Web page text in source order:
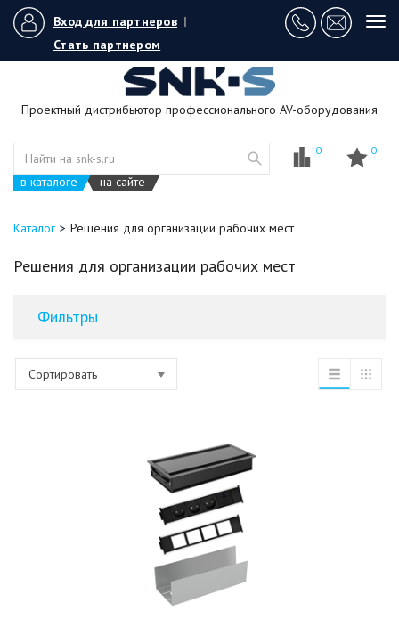
Вход для партнеров |
Стать партнером
Проектный дистрибьютор профессионального AV-оборудования
в каталоге на сайте
0 0
Каталог Решения для организации рабочих мест
Решения для организации рабочих мест
Фильтры
Сортировать